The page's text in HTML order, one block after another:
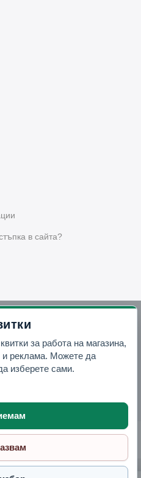
в сайта?
reserved.
за работа на магазина,
и реклама. Можете да
изберете сами.